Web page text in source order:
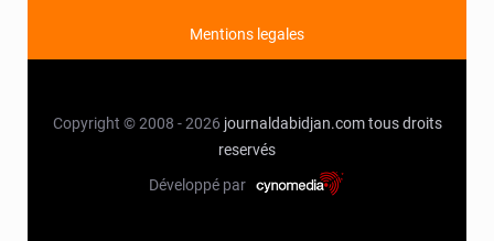
Mentions legales
Copyright © 2008 - 2026 journaldabidjan.com tous droits
reservés
Développé par